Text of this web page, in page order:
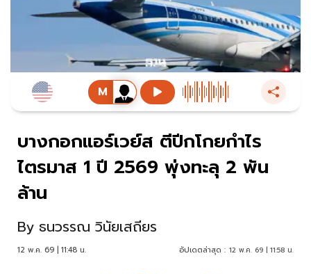
บางกอกแอร์เวย์ส ตีปีกโกยกำไร
ไตรมาส 1 ปี 2569 พุ่งทะลุ 2 พัน
ล้าน
By ธนวรรณ วินัยเสถียร
12 พ.ค. 69 | 11:48 น. อัปเดตล่าสุด : 12 พ.ค. 69 | 11:58 น.